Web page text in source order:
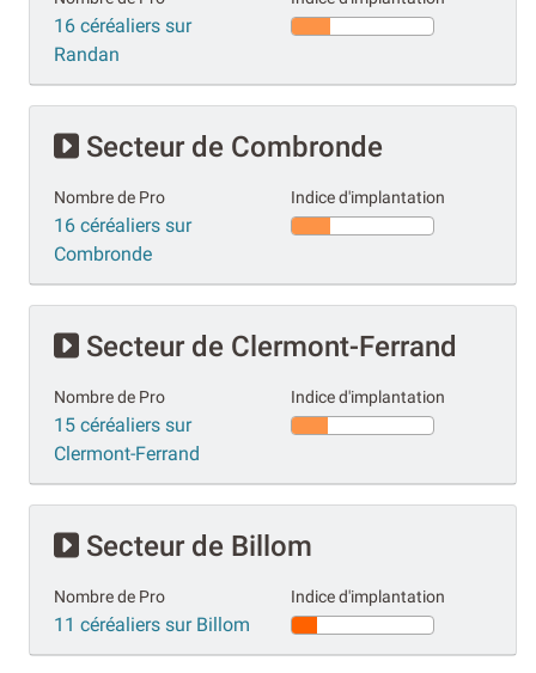
16 céréaliers sur
Randan
Secteur de Combronde
Nombre de Pro
16 céréaliers sur
Combronde
Indice d'implantation
Secteur de Clermont-Ferrand
Nombre de Pro
15 céréaliers sur
Clermont-Ferrand
Indice d'implantation
Secteur de Billom
Nombre de Pro
11 céréaliers sur Billom
Indice d'implantation